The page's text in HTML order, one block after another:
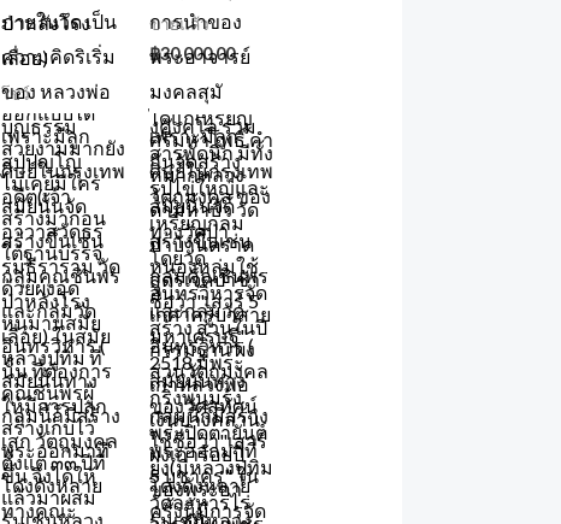
ป่าหลังโรง
เลื่อย)
โชว์
ขายแล้ว
฿30,000.00